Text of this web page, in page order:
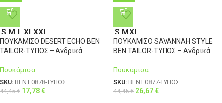
S M L XLXXL
ΠΟΥΚΑΜΙΣΟ DESERT ECHO BEN
TAILOR-ΤΥΠΟΣ – Ανδρικά
Πουκάμισα
SKU: BENT.0878-ΤΥΠΟΣ
44,45€ 17,78€
S MXL
ΠΟΥΚΑΜΙΣΟ SAVANNAH STYLE
BEN TAILOR-ΤΥΠΟΣ – Ανδρικά
Πουκάμισα
SKU: BENT.0877-ΤΥΠΟΣ
44,45€ 26,67€